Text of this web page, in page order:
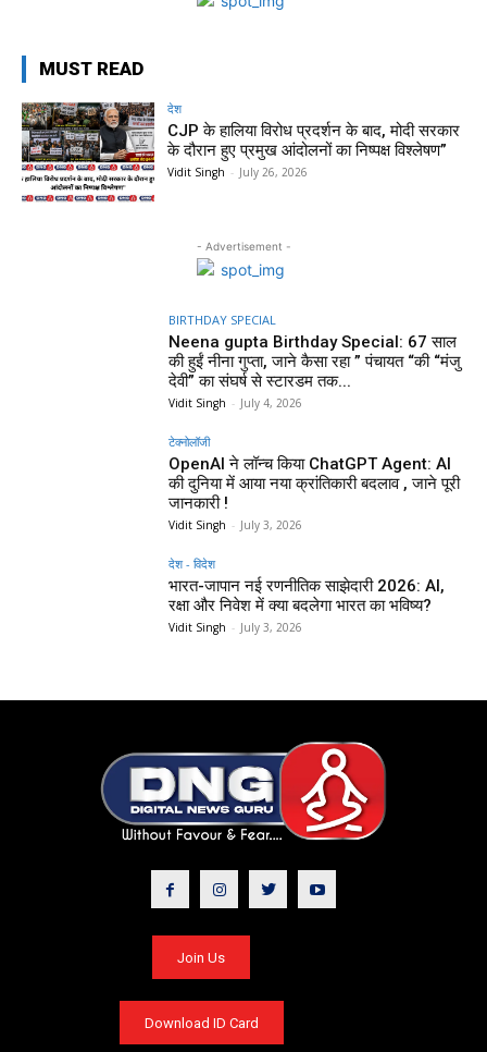
MUST READ
देश
CJP के हालिया विरोध प्रदर्शन के बाद, मोदी सरकार
के दौरान हुए प्रमुख आंदोलनों का निष्पक्ष विश्लेषण”
Vidit Singh - July 26, 2026
- Advertisement -
BIRTHDAY SPECIAL
Neena gupta Birthday Special: 67 साल
की हुईं नीना गुप्ता, जाने कैसा रहा ” पंचायत “की “मंजु
देवी” का संघर्ष से स्टारडम तक...
Vidit Singh - July 4, 2026
टेक्नोलॉजी
OpenAI ने लॉन्च किया ChatGPT Agent: AI
की दुनिया में आया नया क्रांतिकारी बदलाव , जाने पूरी
जानकारी !
Vidit Singh - July 3, 2026
देश - विदेश
भारत-जापान नई रणनीतिक साझेदारी 2026: AI,
रक्षा और निवेश में क्या बदलेगा भारत का भविष्य?
Vidit Singh - July 3, 2026
Join Us
Download ID Card